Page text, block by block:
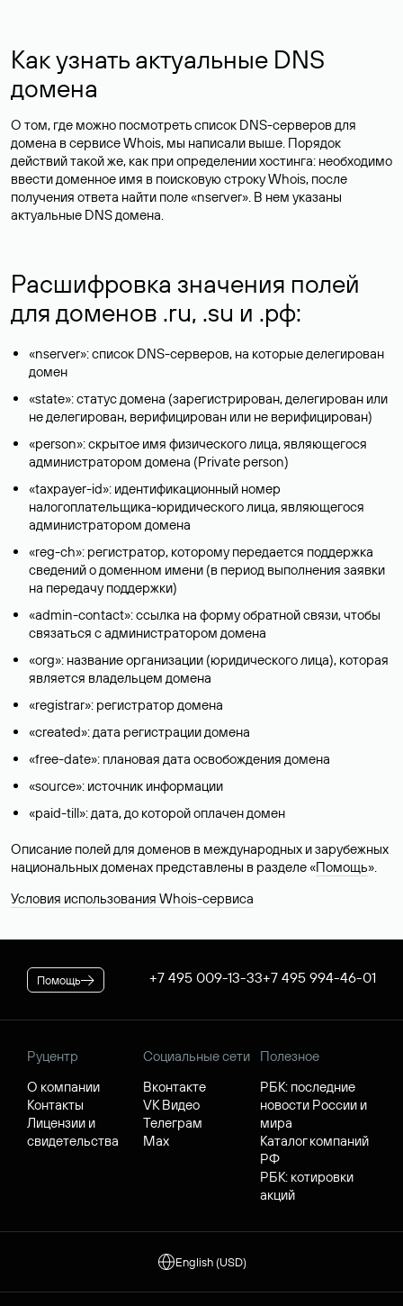
Как узнать актуальные DNS
домена
О том, где можно посмотреть список DNS-серверов для
домена в сервисе Whois, мы написали выше. Порядок
действий такой же, как при определении хостинга: необходимо
ввести доменное имя в поисковую строку Whois, после
получения ответа найти поле «nserver». В нем указаны
актуальные DNS домена.
Расшифровка значения полей
для доменов .ru, .su и .рф:
«nserver»: список DNS-серверов, на которые делегирован
домен
«state»: статус домена (зарегистрирован, делегирован или
не делегирован, верифицирован или не верифицирован)
«person»: скрытое имя физического лица, являющегося
администратором домена (Privatе person)
«taxpayer-id»: идентификационный номер
налогоплательщика-юридического лица, являющегося
администратором домена
«reg-ch»: регистратор, которому передается поддержка
сведений о доменном имени (в период выполнения заявки
на передачу поддержки)
«admin-contact»: ссылка на форму обратной связи, чтобы
связаться с администратором домена
«org»: название организации (юридического лица), которая
является владельцем домена
«registrar»: регистратор домена
«created»: дата регистрации домена
«free-date»: плановая дата освобождения домена
«source»: источник информации
«paid-till»: дата, до которой оплачен домен
Описание полей для доменов в международных и зарубежных
национальных доменах представлены в разделе «Помощь».
Условия использования Whois-сервиса
Помощь +7 495 009-13-33+7 495 994-46-01
Руцентр
О компании
Контакты
Лицензии и
свидетельства
Социальные сети
Вконтакте
VK Видео
Телеграм
Max
Полезное
РБК: последние
новости России и
мира
Каталог компаний
РФ
РБК: котировки
акций
English (USD)